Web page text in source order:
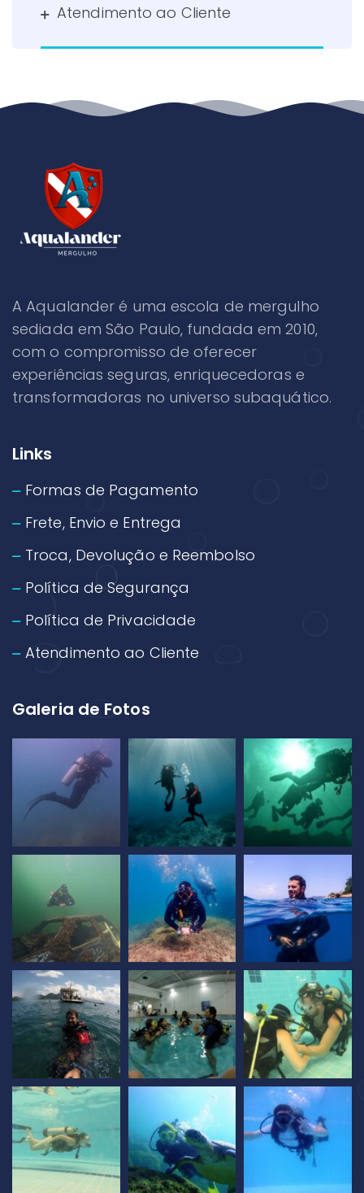
Atendimento ao Cliente
A Aqualander é uma escola de mergulho
sediada em São Paulo, fundada em 2010,
com o compromisso de oferecer
experiências seguras, enriquecedoras e
transformadoras no universo subaquático.
Links
Formas de Pagamento
Frete, Envio e Entrega
Troca, Devolução e Reembolso
Política de Segurança
Política de Privacidade
Atendimento ao Cliente
Galeria de Fotos